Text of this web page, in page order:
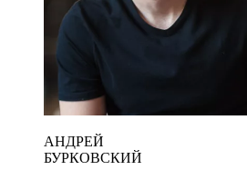
АНДРЕЙ
БУРКОВСКИЙ